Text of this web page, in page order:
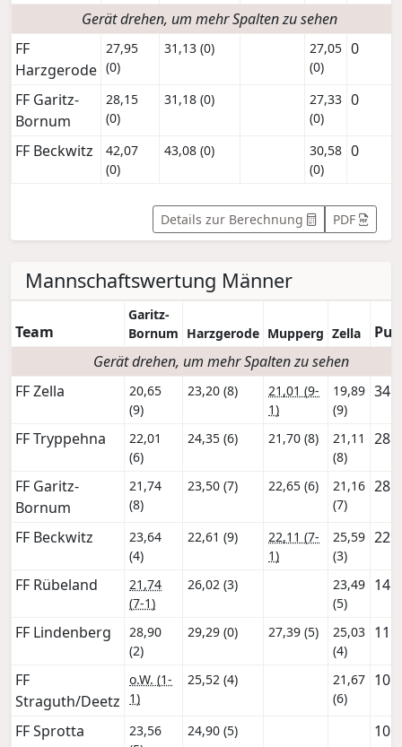
Gerät drehen, um mehr Spalten zu sehen
FF
Harzgerode
27,95
(0)
31,13 (0)
27,05
(0)
0
FF Garitz-
Bornum
28,15
(0)
31,18 (0)
27,33
(0)
0
FF Beckwitz
42,07
(0)
43,08 (0)
30,58
(0)
0
Details zur Berechnung PDF
Mannschaftswertung Männer
Team
Garitz-
Bornum Harzgerode Mupperg Zella
Gerät drehen, um mehr Spalten zu sehen
FF Zella
20,65
(9)
23,20 (8)
21,01 (9-
1)
19,89
(9)
34
FF Tryppehna
22,01
(6)
24,35 (6) 21,70 (8)
21,11
(8)
28
FF Garitz-
Bornum
21,74
(8)
23,50 (7) 22,65 (6)
21,16
(7)
28
FF Beckwitz
23,64
(4)
22,61 (9)
22,11 (7-
1)
25,59
(3)
22
FF Rübeland
21,74
(7-1)
26,02 (3)
23,49
(5)
14
FF Lindenberg
28,90
(2)
29,29 (0) 27,39 (5)
25,03
(4)
11
FF
Straguth/Deetz
o.W. (1-
1)
25,52 (4)
21,67
(6)
10
FF Sprotta
23,56
24,90 (5) 10